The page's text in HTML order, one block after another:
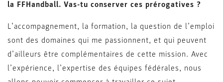
la FFHandball. Vas-tu conserver ces prérogatives ?
L’accompagnement, la formation, la question de l’emploi
sont des domaines qui me passionnent, et qui peuvent
d’ailleurs être complémentaires de cette mission. Avec
l’expérience, l’expertise des équipes fédérales, nous